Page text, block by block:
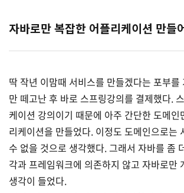
자바로만 복잡한 어플리케이션 만들
딱 작년 이맘때 서비스를 만들겠다는 포부를
만 떼고난 후 바로 스프링강의를 결제했다.
케이션 강의이기 때문에 아주 간단한 도메인
리케이션을 만들었다. 이정도 도메인으로는
수 없을 것으로 생각했다. 그래서 자바를 좀
각과 프레임워크에 의존하지 않고 자바로만
생각이 들었다.